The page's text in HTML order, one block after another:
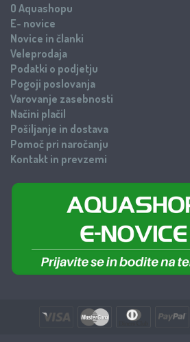
O Aquashopu
E- novice
Novice in članki
Veleprodaja
Podatki o podjetju
Pogoji poslovanja
Varovanje zasebnosti
Načini plačil
Pošiljanje in dostava
Pomoč pri naročanju
Kontakt in prevzemi